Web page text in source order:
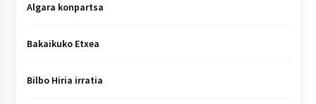
Algara konpartsa
Bakaikuko Etxea
Bilbo Hiria irratia